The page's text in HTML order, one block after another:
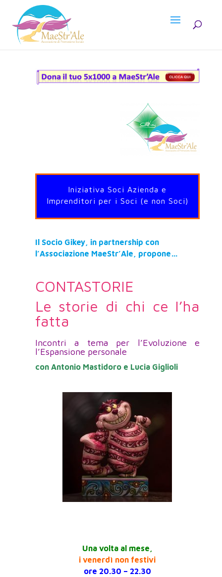
Iniziativa Soci Azienda e
Imprenditori per i Soci (e non Soci)
Il Socio Gikey, in partnership con
l’Associazione MaeStr’Ale, propone…
CONTASTORIE
Le storie di chi ce l’ha
fatta
Incontri a tema per l’Evoluzione e
l’Espansione personale
con Antonio Mastidoro e Lucia Giglioli
Una volta al mese,
i venerdì non festivi
ore 20.30 – 22.30